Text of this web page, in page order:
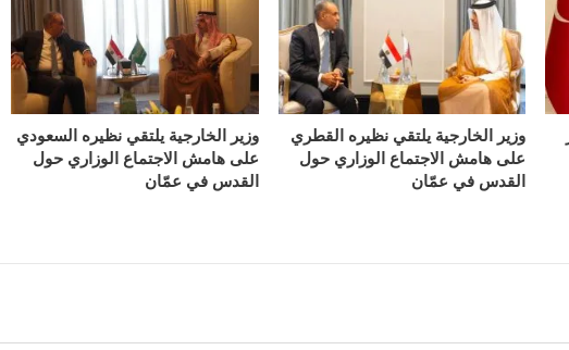
وزير الخارجية يلتقي نظيره القطري
على هامش الاجتماع الوزاري حول
القدس في عمّان
وزير الخارجية يلتقي نظيره السعودي
على هامش الاجتماع الوزاري حول
القدس في عمّان